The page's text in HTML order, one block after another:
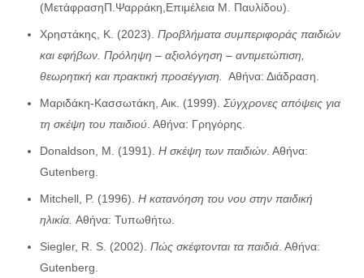
(MετάφρασηΠ.Ψαρράκη,Επιμέλεια Μ. Παυλίδου).
Χρηστάκης, Κ. (2023). Προβλήματα συμπεριφοράς παιδιών
και εφήβων. Πρόληψη – αξιολόγηση – αντιμετώπιση,
θεωρητική και πρακτική προσέγγιση. Αθήνα: Διάδραση.
Μαριδάκη-Κασσωτάκη, Αικ. (1999). Σύγχρονες απόψεις για
τη σκέψη του παιδιού. Αθήνα: Γρηγόρης.
Donaldson, M. (1991). Η σκέψη των παιδιών. Αθήνα:
Gutenberg.
Mitchell, P. (1996). Η κατανόηση του νου στην παιδική
ηλικία. Αθήνα: Τυπωθήτω.
Siegler, R. S. (2002). Πώς σκέφτονται τα παιδιά. Αθήνα:
Gutenberg.